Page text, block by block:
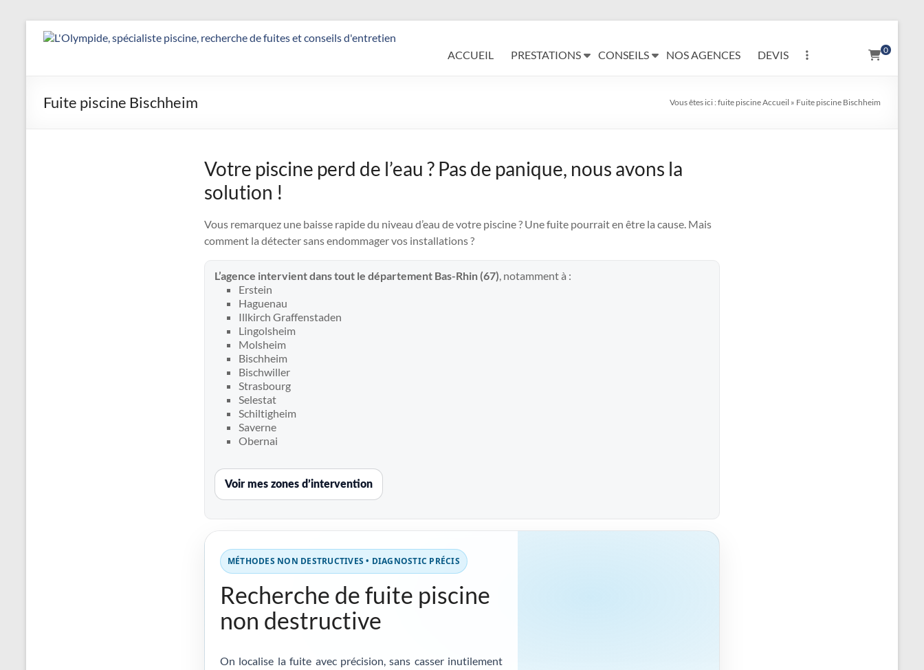
Détection
Réparation
0
ACCUEIL PRESTATIONS CONSEILS NOS AGENCES DEVIS
Fuite piscine Bischheim Vous êtes ici : fuite piscineAccueil » Fuite piscine Bischheim
Votre piscine perd de l’eau ? Pas de panique, nous avons la
solution !
Vous remarquez une baisse rapide du niveau d’eau de votre piscine ? Une fuite pourrait en être la cause. Mais
comment la détecter sans endommager vos installations ?
L’agence intervient dans tout le département Bas-Rhin (67), notamment à :
Erstein
Haguenau
Illkirch Graffenstaden
Lingolsheim
Molsheim
Bischheim
Bischwiller
Strasbourg
Selestat
Schiltigheim
Saverne
Obernai
Voir mes zones d’intervention
MÉTHODES NON DESTRUCTIVES • DIAGNOSTIC PRÉCIS
Recherche de fuite piscine
non destructive
On localise la fuite avec précision, sans casser inutilement